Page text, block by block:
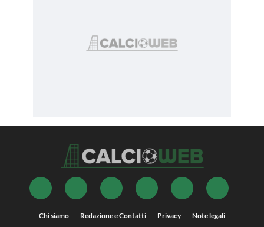
Chi siamo Redazione e Contatti Privacy Note legali